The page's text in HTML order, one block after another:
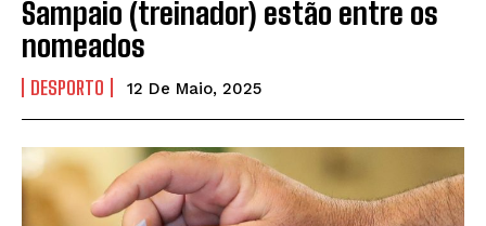
Sampaio (treinador) estão entre os
nomeados
DESPORTO 12 De Maio, 2025